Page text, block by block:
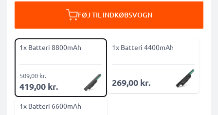
FØJ TIL INDKØBSVOGN
1x Batteri 8800mAh
419,00 kr.
509,00 kr.
1x Batteri 4400mAh
269,00 kr.
1x Batteri 6600mAh